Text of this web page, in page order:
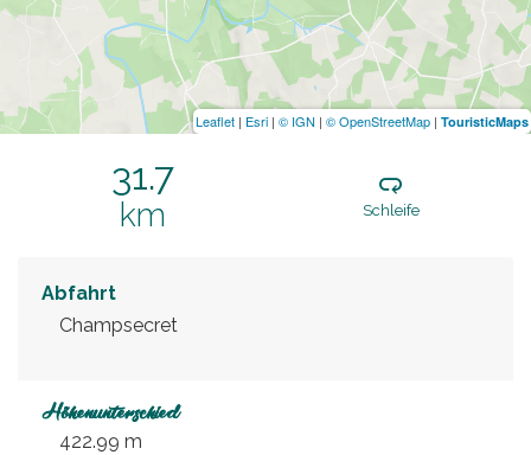
31.7
km Schleife
Abfahrt
Champsecret
Höhenunterschied
422.99 m
Leaflet | Esri | © IGN | © OpenStreetMap | TouristicMaps